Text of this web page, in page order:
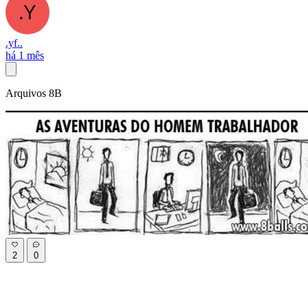
.yf..
há 1 mês
Arquivos 8B
2 0